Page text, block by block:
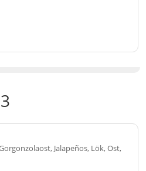
Jalapeños, Lök, Ost,